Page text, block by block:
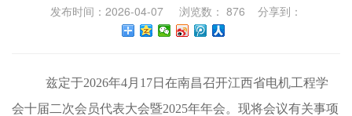
发布时间：2026-04-07 浏览数： 876 分享到：
兹定于2026年4月17日在南昌召开江西省电机工程学
会十届二次会员代表大会暨2025年年会。现将会议有关事项